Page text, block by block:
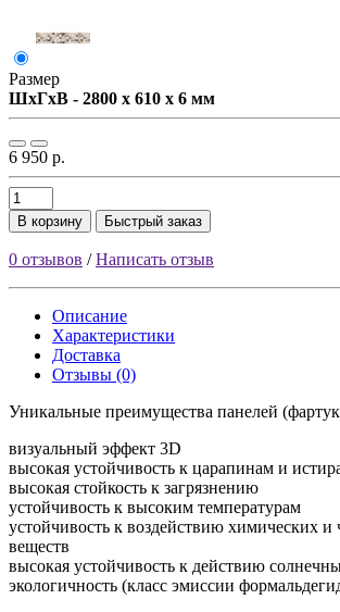
Размер
ШxГxВ - 2800 x 610 x 6 мм
6 950 р.
В корзину Быстрый заказ
0 отзывов /Написать отзыв
Описание
Характеристики
Доставка
Отзывы (0)
Уникальные преимущества панелей
визуальный эффект 3D
высокая устойчивость к царапинам и
высокая стойкость к загрязнению
устойчивость к высоким температурам
устойчивость к воздействию химических и
веществ
высокая устойчивость к действию
экологичность (класс эмиссии